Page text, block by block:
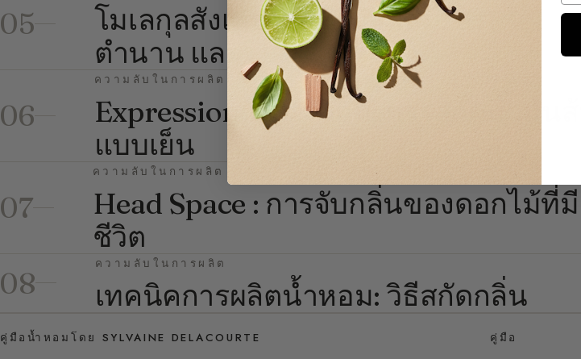
05
โมเลกุลสังเคราะห์ในน้ำหอม: ประวัติ
ตำนาน และข้อดี
06
ความลับในการผลิต
Expression ในน้ำหอม: การสกัดน้ำมันส้ม
แบบเย็น
07
ความลับในการผลิต
Head Space : การจับกลิ่นของดอกไม้ที่มี
ชีวิต
08
ความลับในการผลิต
เทคนิคการผลิตน้ำหอม: วิธีสกัดกลิ่น
คู่มือน้ำหอมโดย SYLVAINE DELACOURTE คู่มือ